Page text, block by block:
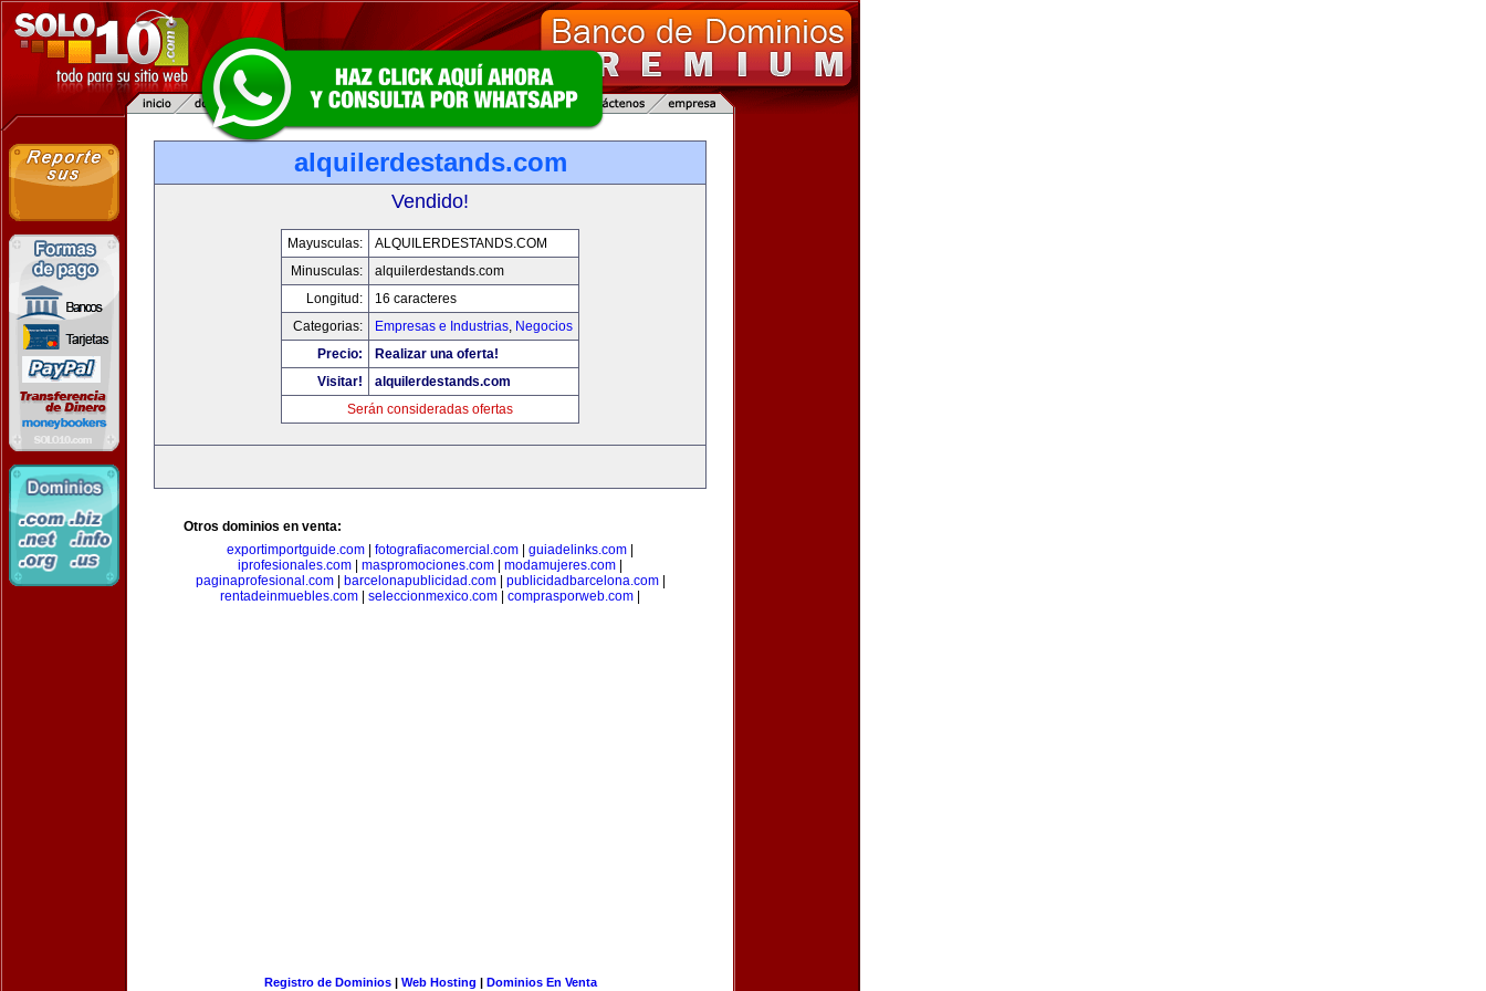
alquilerdestands.com
Vendido!
Mayusculas:
ALQUILERDESTANDS.COM
Minusculas:
alquilerdestands.com
Longitud:
16 caracteres
Categorias:
Empresas e Industrias, Negocios
Precio:
Realizar una oferta!
Visitar!
alquilerdestands.com
Serán consideradas ofertas
Otros dominios en venta:
exportimportguide.com
fotografiacomercial.com guiadelinks.com
iprofesionales.com
maspromociones.com modamujeres.com
paginaprofesional.com| barcelonapublicidad.com| publicidadbarcelona.com|
rentadeinmuebles.com
seleccionmexico.com comprasporweb.com
Registro de Dominios| Web Hosting | Dominios En Venta